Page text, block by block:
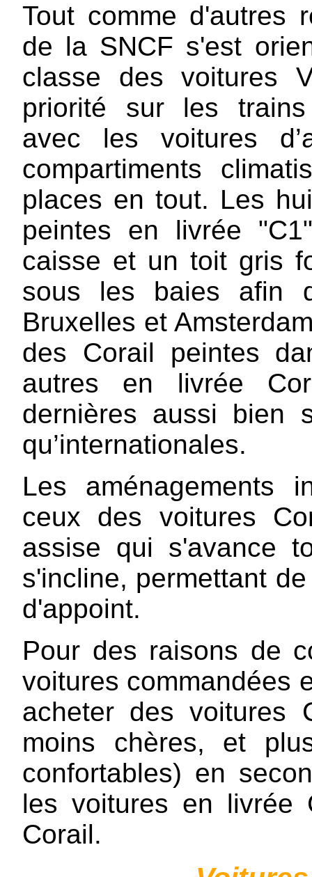
Tout comme d'autres
de la SNCF s'est
classe des voitures
priorité sur les trains
avec les voitures
compartiments
places en tout. Les
peintes en livrée
caisse et un toit gris
sous les baies afin
Bruxelles et
des Corail peintes
autres en livrée
dernières aussi bien
qu’internationales.
Les aménagements
ceux des voitures
assise qui s'avance
s'incline, permettant
d'appoint.
Pour des raisons de
voitures commandées
acheter des voitures
moins chères, et
confortables) en
les voitures en livrée
Corail.